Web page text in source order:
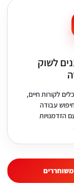
לשוק
לקורות חיים,
עבודה
הזדמנויות
משוחררים